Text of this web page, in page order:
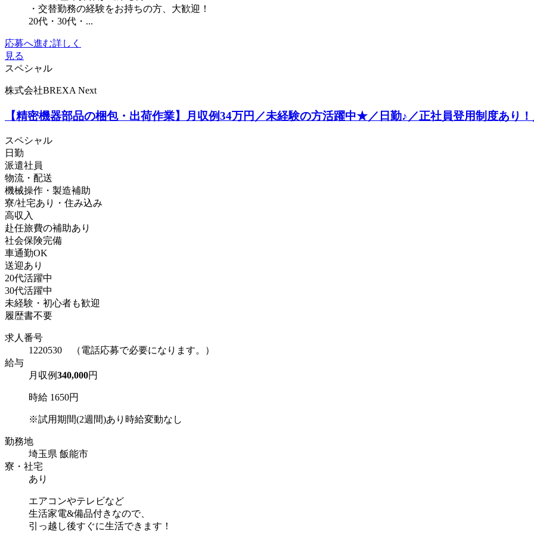
・交替勤務の経験をお持ちの方、大歓迎！
20代・30代・...
応募へ進む詳しく
見る
スペシャル
株式会社BREXA Next
【精密機器部品の梱包・出荷作業】月収例34万円／未経験の方活躍中★／日勤♪／正社員登用制度あり
スペシャル
日勤
派遣社員
物流・配送
機械操作・製造補助
寮/社宅あり・住み込み
高収入
赴任旅費の補助あり
社会保険完備
車通勤OK
送迎あり
20代活躍中
30代活躍中
未経験・初心者も歓迎
履歴書不要
求人番号
1220530 （電話応募で必要になります。）
給与
月収例340,000円
時給 1650円
※試用期間(2週間)あり時給変動なし
勤務地
埼玉県 飯能市
寮・社宅
あり
エアコンやテレビなど
生活家電&備品付きなので、
引っ越し後すぐに生活できます！